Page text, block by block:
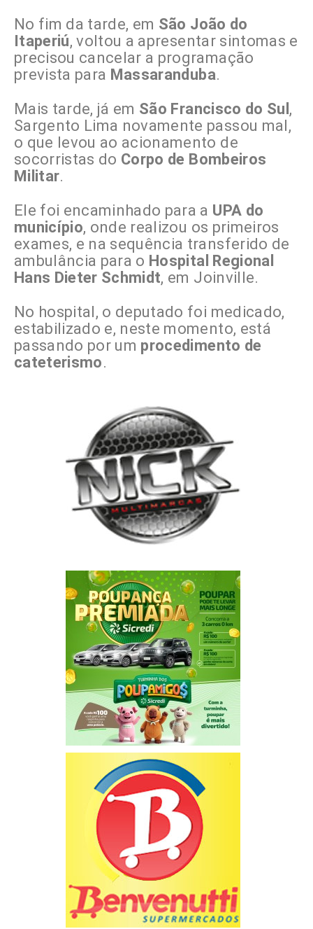
No fim da tarde, em São João do
Itaperiú, voltou a apresentar sintomas e
precisou cancelar a programação
prevista para Massaranduba.
Mais tarde, já em São Francisco do Sul ,
Sargento Lima novamente passou mal,
o que levou ao acionamento de
socorristas do Corpo de Bombeiros
Militar.
Ele foi encaminhado para a UPA do
município, onde realizou os primeiros
exames, e na sequência transferido de
ambulância para o Hospital Regional
Hans Dieter Schmidt, em Joinville.
No hospital, o deputado foi medicado,
estabilizado e, neste momento, está
passando por um procedimento de
cateterismo.